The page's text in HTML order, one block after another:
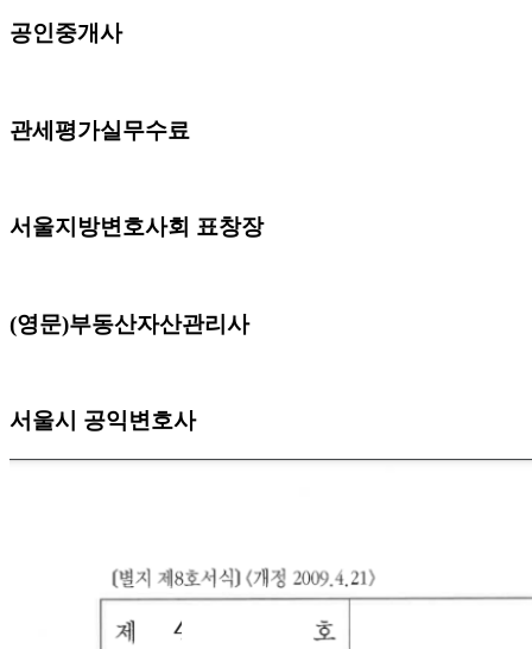
공인중개사
관세평가실무수료
서울지방변호사회 표창장
(영문)부동산자산관리사
서울시 공익변호사